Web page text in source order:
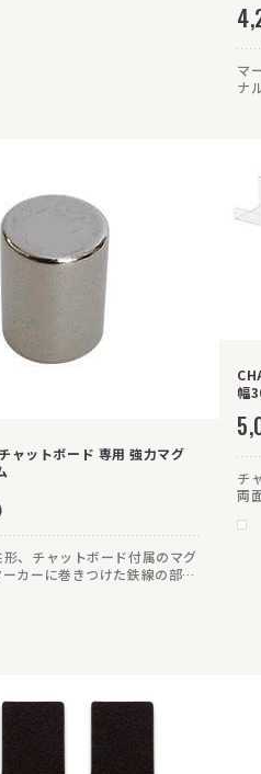
マ
ナ
ャットボード 専用 強力マグ
、チャットボード付属のマグ
カーに巻きつけた鉄線の部分
幅
チ
両
け